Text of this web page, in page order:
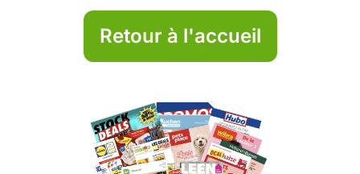
Retour à l'accueil